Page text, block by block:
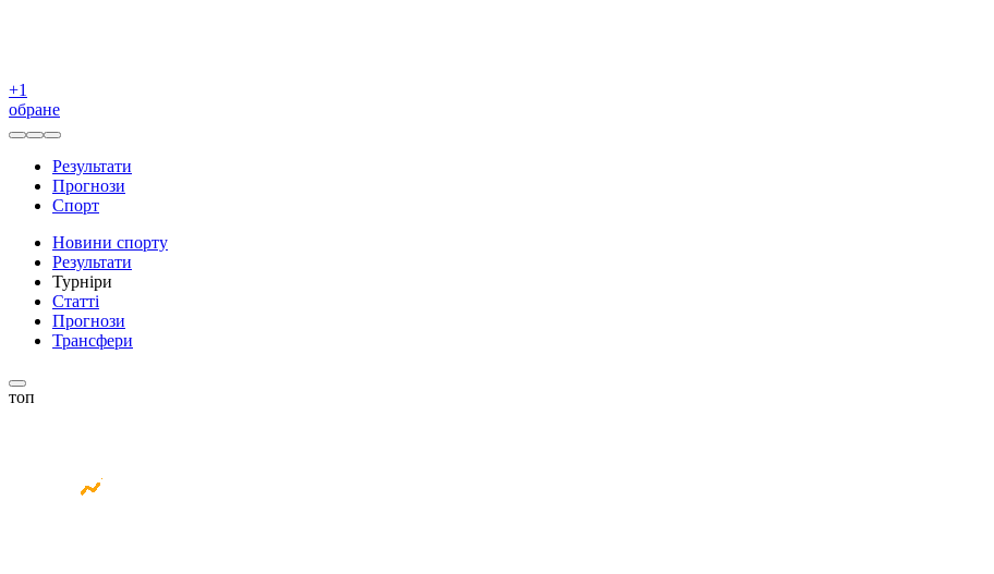
+1
обране
Результати
Прогнози
Спорт
Новини спорту
Результати
Турніри
Статті
Прогнози
Трансфери
топ